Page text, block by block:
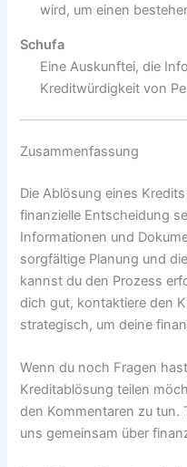
wird, um einen
Schufa
Eine Auskunftei, die
Kreditwürdigkeit von
Zusammenfassung
Die Ablösung eines
finanzielle Entscheidung
Informationen und
sorgfältige Planung und
kannst du den Prozess
dich gut, kontaktiere den
strategisch, um deine
Wenn du noch Fragen
Kreditablösung teilen
den Kommentaren zu tun.
uns gemeinsam über